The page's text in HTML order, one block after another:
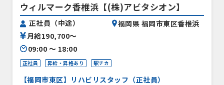
ウィルマーク香椎浜【(株)アビタシオン】
正社員（中途）
月給190,700〜
09:00 〜 18:00
福岡県 福岡市東区香椎浜
正社員 昇給・昇格あり 駅チカ
【福岡市東区】リハビリスタッフ（正社員）